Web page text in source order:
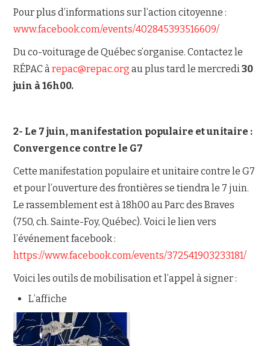
Pour plus d’informations sur l’action citoyenne :
www.facebook.com/events/402845393516609/
Du co-voiturage de Québec s’organise. Contactez le
RÉPAC àrepac@repac.org au plus tard le mercredi30
juin à 16h00.
2- Le 7 juin, manifestation populaire et unitaire :
Convergence contre le G7
Cette manifestation populaire et unitaire contre le G7
et pour l’ouverture des frontières se tiendra le 7 juin.
Le rassemblement est à 18h00 au Parc des Braves
(750, ch. Sainte-Foy, Québec). Voici le lien vers
l’événement facebook :
https://www.facebook.com/events/372541903233181/
Voici les outils de mobilisation et l’appel à signer :
L’affiche